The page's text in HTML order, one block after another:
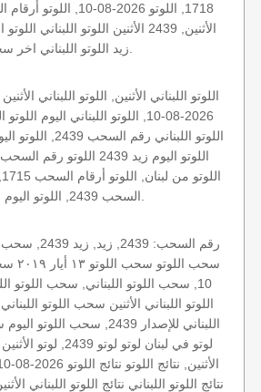
اللوتو اللبناني الأثنين, اللوتو اللبناني
2026-08-10, اللوتو اللبناني اليوم
اللوتو اللبناني
10, سحب اللوتو اللبناني, سحب اللوتو
اللوتو اللبناني الأثنين سحب اللوتو
اللبناني للإصدار 2439,
نتائج اللوتو اللبناني نتائج اللوتو اللبناني